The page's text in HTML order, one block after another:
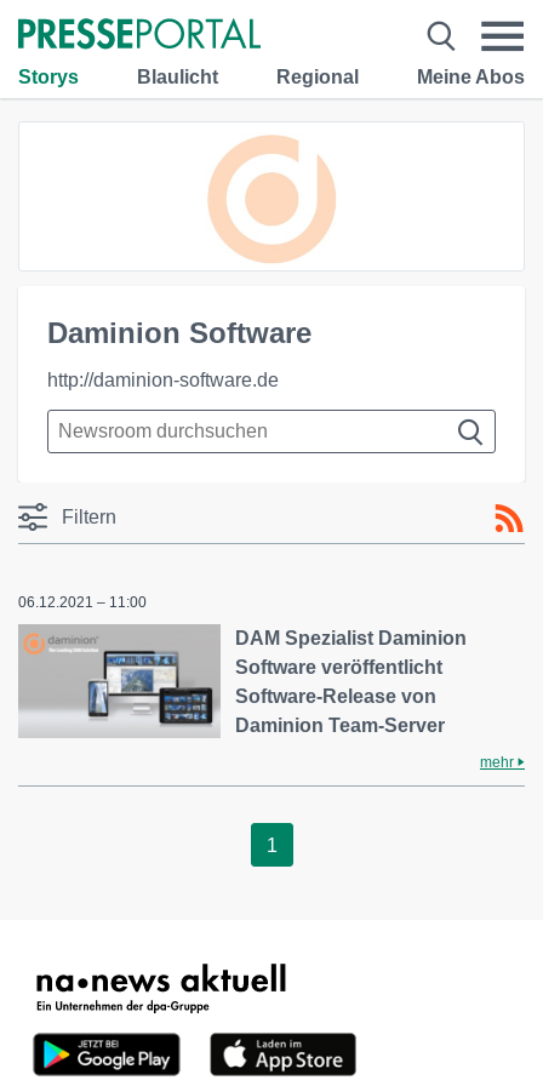
Storys Blaulicht Regional Meine Abos
Daminion Software
http://daminion-software.de
Filtern
06.12.2021 – 11:00
DAM Spezialist Daminion
Software veröffentlicht
Software-Release von
Daminion Team-Server
mehr
1